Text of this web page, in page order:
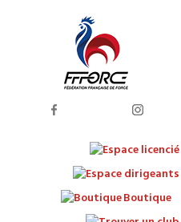
Boutique